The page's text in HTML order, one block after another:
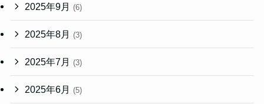
2025年9月 (6)
2025年8月 (3)
2025年7月 (3)
2025年6月 (5)